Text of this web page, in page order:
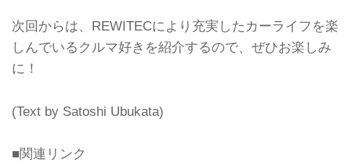
次回からは、REWITECにより充実したカーライフを楽
しんでいるクルマ好きを紹介するので、ぜひお楽しみ
に！
(Text by Satoshi Ubukata)
■関連リンク